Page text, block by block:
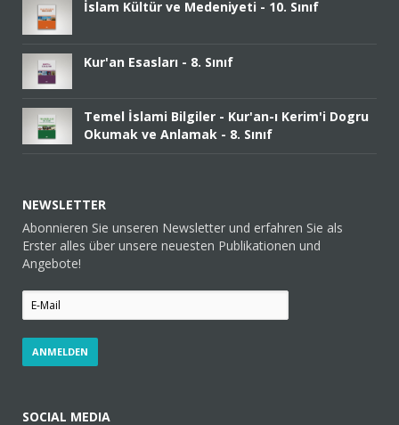
İslam Kültür ve Medeniyeti - 10. Sınıf
Kur'an Esasları - 8. Sınıf
Temel İslami Bilgiler - Kur'an-ı Kerim'i Dogru
Okumak ve Anlamak - 8. Sınıf
NEWSLETTER
Abonnieren Sie unseren Newsletter und erfahren Sie als
Erster alles über unsere neuesten Publikationen und
Angebote!
SOCIAL MEDIA